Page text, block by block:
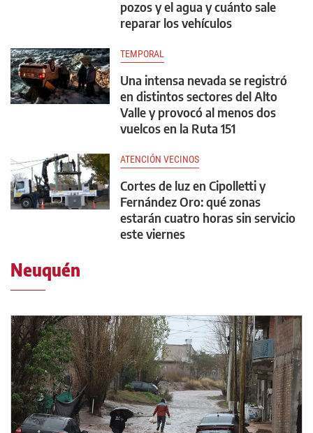
pozos y el agua y cuánto sale
reparar los vehículos
TEMPORAL
Una intensa nevada se registró
en distintos sectores del Alto
Valle y provocó al menos dos
vuelcos en la Ruta 151
ATENCIÓN VECINOS
Cortes de luz en Cipolletti y
Fernández Oro: qué zonas
estarán cuatro horas sin servicio
este viernes
Neuquén